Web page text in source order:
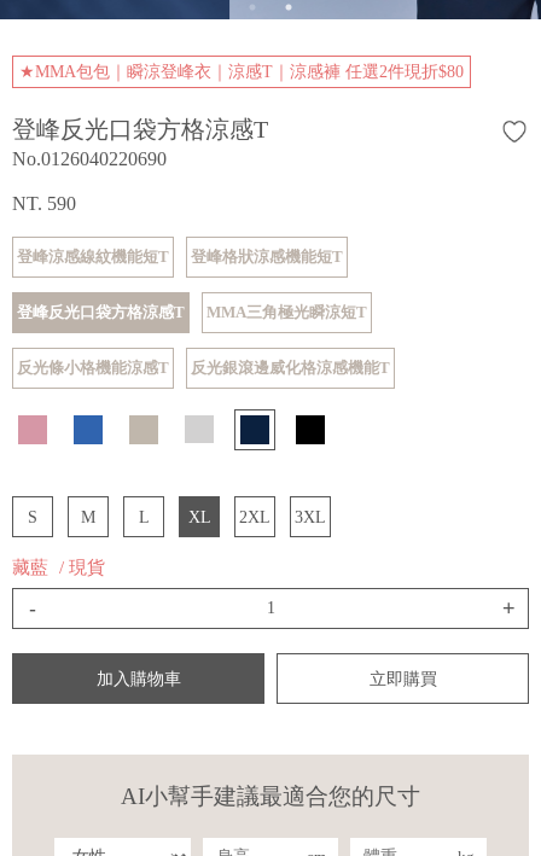
★MMA包包｜瞬涼登峰衣｜涼感T｜涼感褲 任選2件現折$80
登峰反光口袋方格涼感T
No.0126040220690
NT. 590
登峰涼感線紋機能短T 登峰格狀涼感機能短T
登峰反光口袋方格涼感T MMA三角極光瞬涼短T
反光條小格機能涼感T 反光銀滾邊威化格涼感機能T
S M L XL 2XL 3XL
藏藍 / 現貨
- +
加入購物車 立即購買
AI小幫手建議最適合您的尺寸